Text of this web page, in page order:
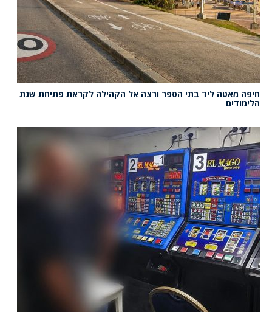
חיפה מאטה ליד בתי הספר ורצה אל הקהילה לקראת פתיחת שנת
הלימודים